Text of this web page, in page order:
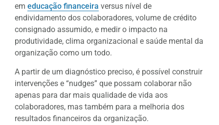
em educação financeira versus nível de
endividamento dos colaboradores, volume de crédito
consignado assumido, e medir o impacto na
produtividade, clima organizacional e saúde mental da
organização como um todo.
A partir de um diagnóstico preciso, é possível construir
intervenções e “nudges” que possam colaborar não
apenas para dar mais qualidade de vida aos
colaboradores, mas também para a melhoria dos
resultados financeiros da organização.